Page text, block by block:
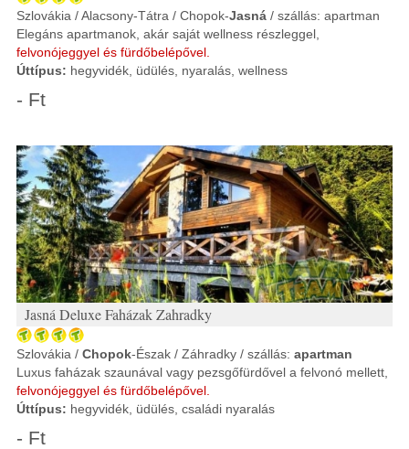
Szlovákia / Alacsony-Tátra / Chopok-Jasná / szállás: apartman
Elegáns apartmanok, akár saját wellness részleggel,
felvonójeggyel és fürdőbelépővel.
Úttípus: hegyvidék, üdülés, nyaralás, wellness
- Ft
Jasná Deluxe Faházak Zahradky
Szlovákia / Chopok-Észak / Záhradky / szállás: apartman
Luxus faházak szaunával vagy pezsgőfürdővel a felvonó mellett,
felvonójeggyel és fürdőbelépővel.
Úttípus: hegyvidék, üdülés, családi nyaralás
- Ft